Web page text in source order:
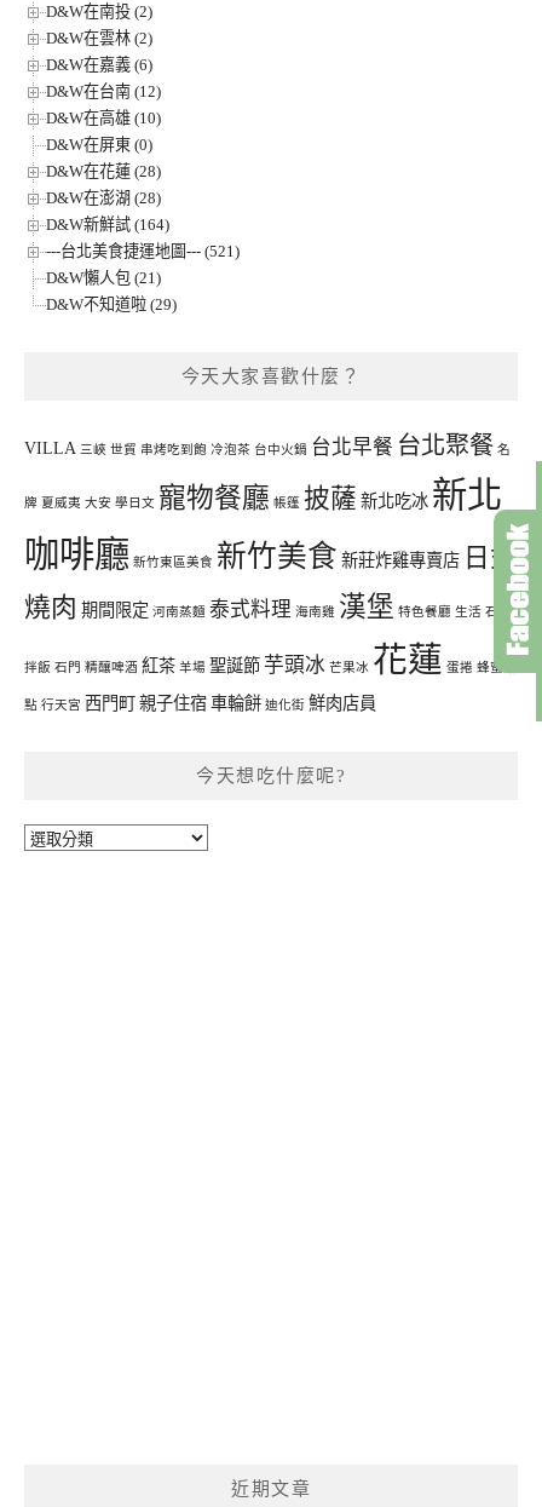
D&W在南投 (2)
D&W在雲林 (2)
D&W在嘉義 (6)
D&W在台南 (12)
D&W在高雄 (10)
D&W在屏東 (0)
D&W在花蓮 (28)
D&W在澎湖 (28)
D&W新鮮試 (164)
---台北美食捷運地圖--- (521)
D&W懶人包 (21)
D&W不知道啦 (29)
今天大家喜歡什麼？
VILLA 三峽 世貿 串烤吃到飽 冷泡茶 台中火鍋 台北早餐 台北聚餐 名
牌 夏威夷 大安 學日文 寵物餐廳 帳篷 披薩 新北吃冰 新北
咖啡廳 新竹東區美食 新竹美食 新莊炸雞專賣店 日式
燒肉 期間限定 河南蒸麵 泰式料理 海南雞 漢堡 特色餐廳 生活 石鍋
拌飯 石門 精釀啤酒 紅茶 羊場 聖誕節 芋頭冰 芒果冰 花蓮 蛋捲 蜂蜜甜
點 行天宮 西門町親子住宿車輪餅 迪化街 鮮肉店員
今天想吃什麼呢?
今
近期文章